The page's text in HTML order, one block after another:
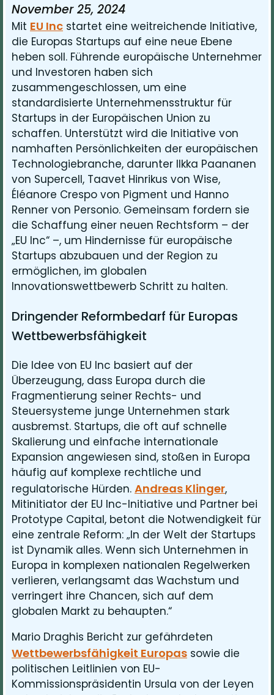
November 25, 2024
Mit EU Inc startet eine weitreichende Initiative,
die Europas Startups auf eine neue Ebene
heben soll. Führende europäische Unternehmer
und Investoren haben sich
zusammengeschlossen, um eine
standardisierte Unternehmensstruktur für
Startups in der Europäischen Union zu
schaffen. Unterstützt wird die Initiative von
namhaften Persönlichkeiten der europäischen
Technologiebranche, darunter Ilkka Paananen
von Supercell, Taavet Hinrikus von Wise,
Éléanore Crespo von Pigment und Hanno
Renner von Personio. Gemeinsam fordern sie
die Schaffung einer neuen Rechtsform – der
„EU Inc“ –, um Hindernisse für europäische
Startups abzubauen und der Region zu
ermöglichen, im globalen
Innovationswettbewerb Schritt zu halten.
Dringender Reformbedarf für Europas
Wettbewerbsfähigkeit
Die Idee von EU Inc basiert auf der
Überzeugung, dass Europa durch die
Fragmentierung seiner Rechts- und
Steuersysteme junge Unternehmen stark
ausbremst. Startups, die oft auf schnelle
Skalierung und einfache internationale
Expansion angewiesen sind, stoßen in Europa
häufig auf komplexe rechtliche und
regulatorische Hürden. Andreas Klinger,
Mitinitiator der EU Inc-Initiative und Partner bei
Prototype Capital, betont die Notwendigkeit für
eine zentrale Reform: „In der Welt der Startups
ist Dynamik alles. Wenn sich Unternehmen in
Europa in komplexen nationalen Regelwerken
verlieren, verlangsamt das Wachstum und
verringert ihre Chancen, sich auf dem
globalen Markt zu behaupten.“
Mario Draghis Bericht zur gefährdeten
Wettbewerbsfähigkeit Europas sowie die
politischen Leitlinien von EU-
Kommissionspräsidentin Ursula von der Leyen